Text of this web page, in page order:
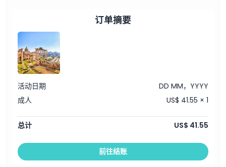
位置
如何兑换
订单摘要
活动日期
DD MM，YYYY
成人
US$ 41.55 × 1
总计 US$ 41.55
前往结账